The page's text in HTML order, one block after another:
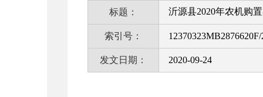
标题： 沂源县2020年农机购
索引号：
发文日期： 2020-09-24